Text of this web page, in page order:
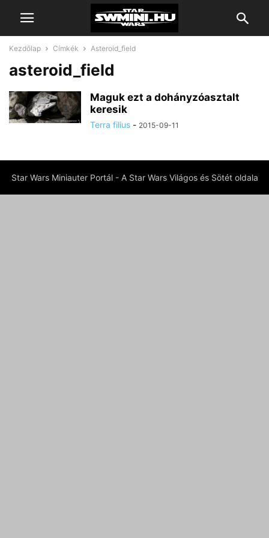
Kezdőlap Címkék Asteroid_field
asteroid_field
Maguk ezt a dohányzóasztalt
keresik
Terra filius - 2015-09-11
Star Wars Miniauter Portál - A Star Wars Világos és Sötét oldala